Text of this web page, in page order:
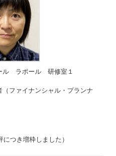
ル ラポール 研修室１
ファイナンシャル・プランナ
つき増枠しました）